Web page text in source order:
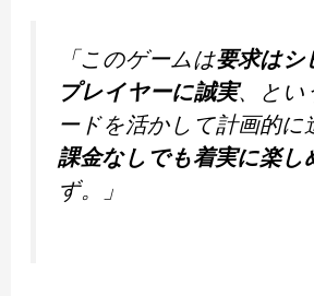
「このゲームは要求は
プレイヤーに誠実、とい
ードを活かして計画的に
課金なしでも着実に楽し
ず。」